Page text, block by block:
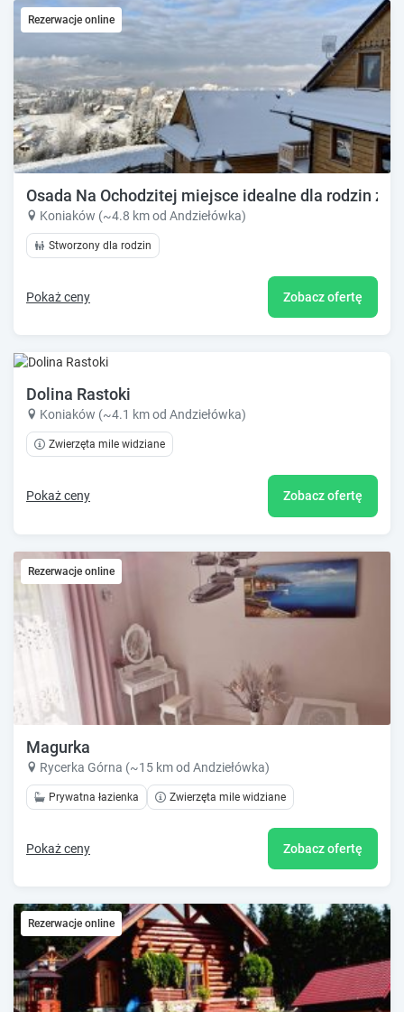
Rezerwacje online
Osada Na Ochodzitej miejsce idealne dla rodzin z
Koniaków (~4.8 km od Andziełówka)
Stworzony dla rodzin
Pokaż ceny Zobacz ofertę
Dolina Rastoki
Koniaków (~4.1 km od Andziełówka)
Zwierzęta mile widziane
Pokaż ceny Zobacz ofertę
Rezerwacje online
Magurka
Rycerka Górna (~15 km od Andziełówka)
Prywatna łazienka Zwierzęta mile widziane
Pokaż ceny Zobacz ofertę
Rezerwacje online